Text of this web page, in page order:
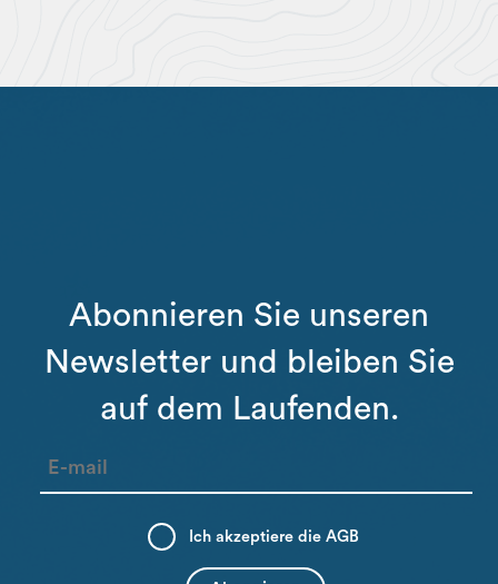
Abonnieren Sie unseren
Newsletter und bleiben Sie
auf dem Laufenden.
Ich akzeptiere dieAGB